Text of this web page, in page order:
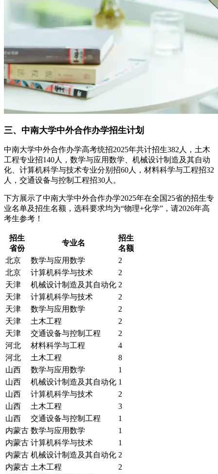
三、中南大学中外合作办学招生计划
中南大学中外合作办学高考统招2025年共计招生382人，土木
工程专业招140人，数学与应用数学、机械设计制造及其自动
化、计算机科学与技术专业分别招60人，材料科学与工程招32
人，交通设备与控制工程招30人。
下方展示了中南大学中外合作办学2025年在全国25省的招生专
业名单及招生名额，选科要求均为“物理+化学”，请2026年高
考生参考！
招生
省份
专业名
招生
名额
北京
数学与应用数学
2
北京
计算机科学与技术
2
天津
机械设计制造及其自动化 2
天津
计算机科学与技术
2
天津
数学与应用数学
2
天津
土木工程
2
天津
交通设备与控制工程
2
河北
材料科学与工程
4
河北
土木工程
8
山西
数学与应用数学
1
山西
机械设计制造及其自动化 1
山西
计算机科学与技术
2
山西
土木工程
3
山西
交通设备与控制工程
1
内蒙古 数学与应用数学
1
内蒙古 计算机科学与技术
1
内蒙古 机械设计制造及其自动化 2
内蒙古 土木工程
2